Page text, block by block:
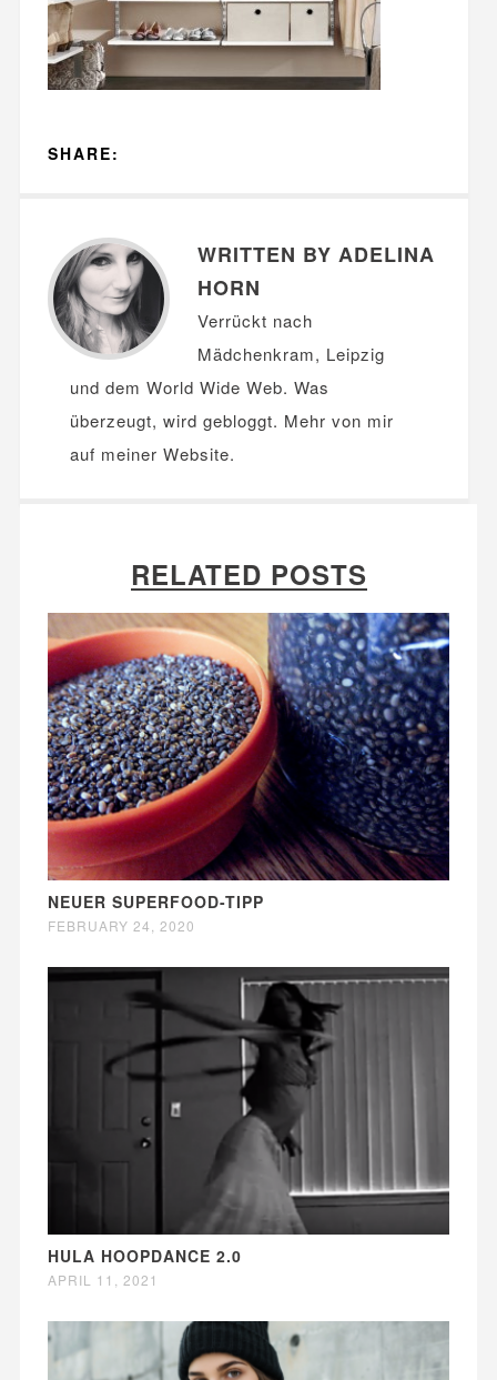
SHARE:
WRITTEN BY ADELINA
HORN
Verrückt nach
Mädchenkram, Leipzig
und dem World Wide Web. Was
überzeugt, wird gebloggt. Mehr von mir
auf meiner Website.
RELATED POSTS
NEUER SUPERFOOD-TIPP
FEBRUARY 24, 2020
HULA HOOPDANCE 2.0
APRIL 11, 2021